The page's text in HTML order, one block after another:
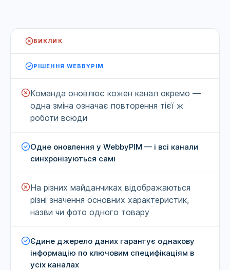
ВИКЛИК
РІШЕННЯ WEBBYPIM
Команда оновлює кожен канал окремо —
одна зміна означає повторення тієї ж
роботи всюди
Одне оновлення у WebbyPIM — і всі канали
синхронізуються самі
На різних майданчиках відображаються
різні значення основних характеристик,
назви чи фото одного товару
Єдине джерело даних гарантує однакову
інформацію по ключовим специфікаціям в
усіх каналах